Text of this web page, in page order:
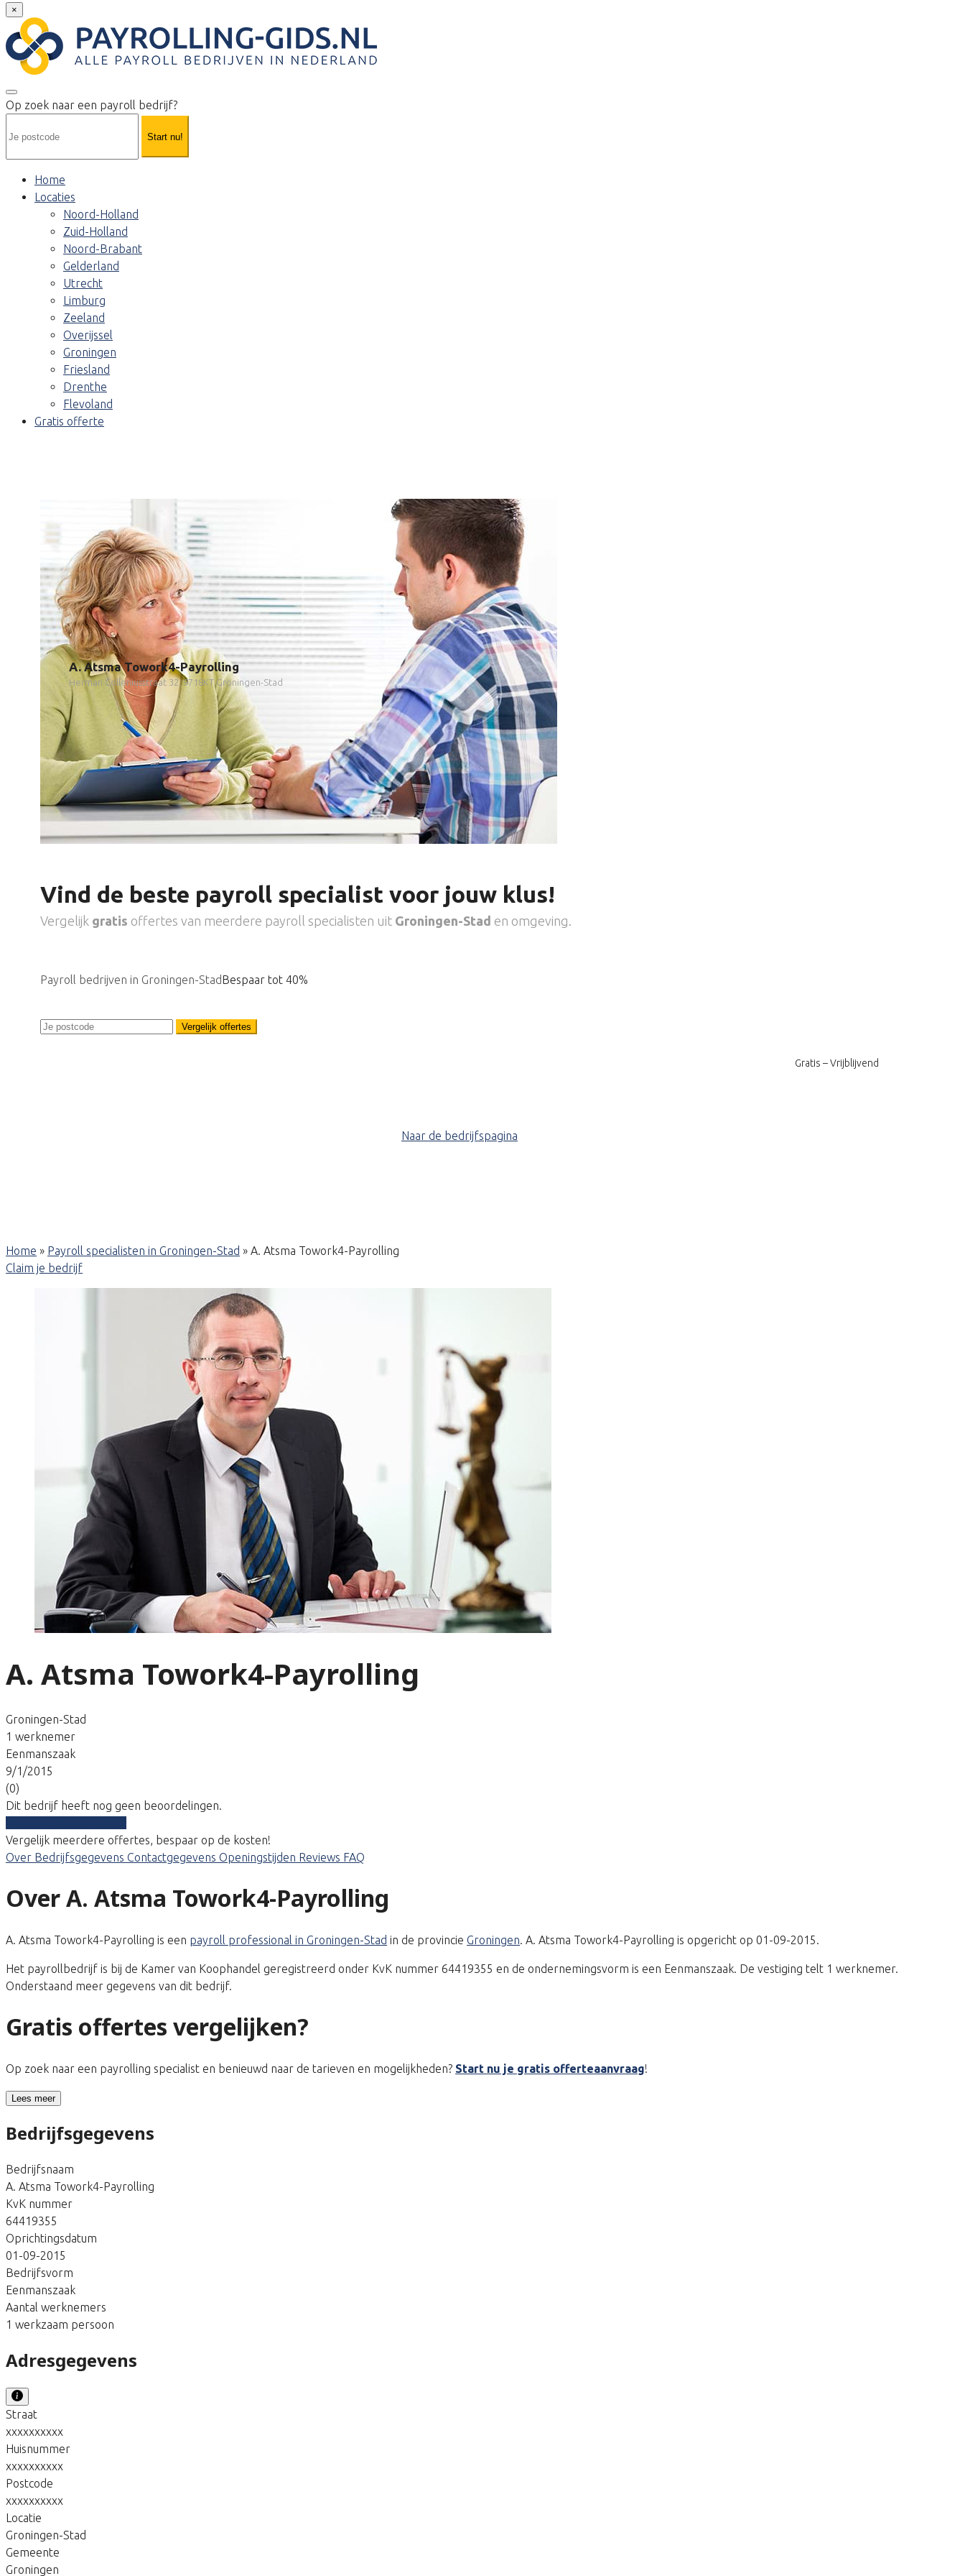
×
Op zoek naar een payroll bedrijf?
Start nu!
Home
Locaties
Noord-Holland
Zuid-Holland
Noord-Brabant
Gelderland
Utrecht
Limburg
Zeeland
Overijssel
Groningen
Friesland
Drenthe
Flevoland
Gratis offerte
A. Atsma Towork4-Payrolling
Herman Colleniusstraat 32, 9718KT Groningen-Stad
Vind de beste payroll specialist voor jouw klus!
Vergelijk gratis offertes van meerdere payroll specialisten uit Groningen-Stad en omgeving.
Payroll bedrijven in Groningen-StadBespaar tot 40%
Vergelijk offertes
Gratis – Vrijblijvend
Naar de bedrijfspagina
Home » Payroll specialisten in Groningen-Stad » A. Atsma Towork4-Payrolling
Claim je bedrijf
A. Atsma Towork4-Payrolling
Groningen-Stad
1 werknemer
Eenmanszaak
9/1/2015
(0)
Dit bedrijf heeft nog geen beoordelingen.
Vergelijk meerdere offertes, bespaar op de kosten!
Over Bedrijfsgegevens Contactgegevens Openingstijden Reviews FAQ
Over A. Atsma Towork4-Payrolling
A. Atsma Towork4-Payrolling is een payroll professional in Groningen-Stad in de provincie Groningen. A. Atsma Towork4-Payrolling is opgericht op 01-09-2015.
Het payrollbedrijf is bij de Kamer van Koophandel geregistreerd onder KvK nummer 64419355 en de ondernemingsvorm is een Eenmanszaak. De vestiging telt 1 werknemer.
Onderstaand meer gegevens van dit bedrijf.
Gratis offertes vergelijken?
Op zoek naar een payrolling specialist en benieuwd naar de tarieven en mogelijkheden? Start nu je gratis offerteaanvraag!
Lees meer
Bedrijfsgegevens
Bedrijfsnaam
A. Atsma Towork4-Payrolling
KvK nummer
64419355
Oprichtingsdatum
01-09-2015
Bedrijfsvorm
Eenmanszaak
Aantal werknemers
1 werkzaam persoon
Adresgegevens
Straat
xxxxxxxxxx
Huisnummer
xxxxxxxxxx
Postcode
xxxxxxxxxx
Locatie
Groningen-Stad
Gemeente
Groningen